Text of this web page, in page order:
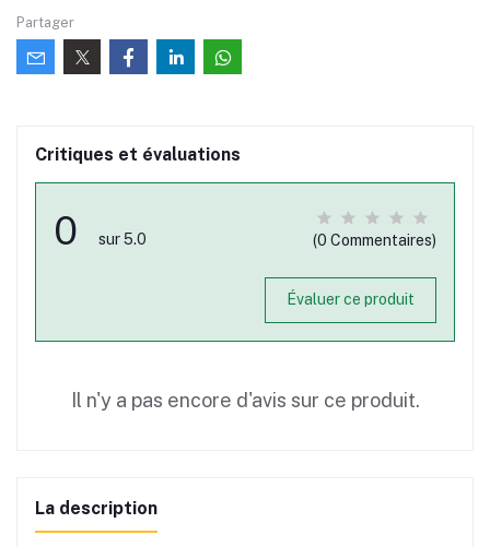
Partager
Critiques et évaluations
0 sur 5.0 (0 Commentaires)
Évaluer ce produit
Il n'y a pas encore d'avis sur ce produit.
La description